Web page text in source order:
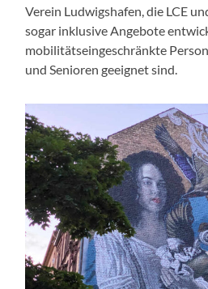
Verein Ludwigshafen, die LCE
sogar inklusive Angebote
mobilitätseingeschränkte
und Senioren geeignet sind.